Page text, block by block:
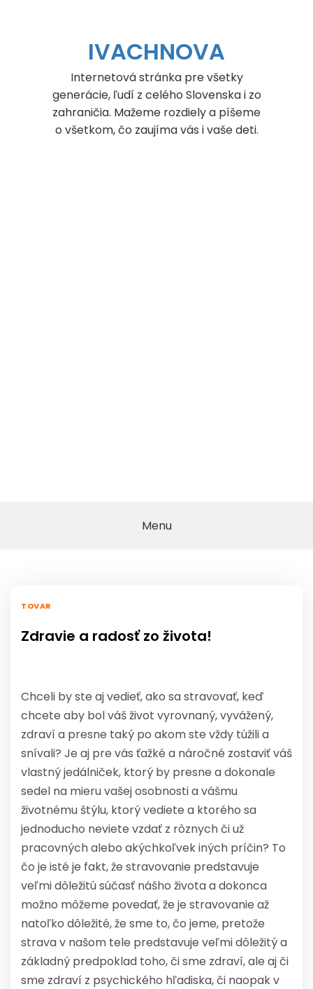
IVACHNOVA
Internetová stránka pre všetky
generácie, ľudí z celého Slovenska i zo
zahraničia. Mažeme rozdiely a píšeme
o všetkom, čo zaujíma vás i vaše deti.
Menu
TOVAR
Zdravie a radosť zo života!
Chceli by ste aj vedieť, ako sa stravovať, keď
chcete aby bol váš život vyrovnaný, vyvážený,
zdraví a presne taký po akom ste vždy túžili a
snívali? Je aj pre vás ťažké a náročné zostaviť váš
vlastný jedálniček, ktorý by presne a dokonale
sedel na mieru vašej osobnosti a vášmu
životnému štýlu, ktorý vediete a ktorého sa
jednoducho neviete vzdať z rôznych či už
pracovných alebo akýchkoľvek iných príčin? To
čo je isté je fakt, že stravovanie predstavuje
veľmi dôležitú súčasť nášho života a dokonca
možno môžeme povedať, že je stravovanie až
natoľko dôležité, že sme to, čo jeme, pretože
strava v našom tele predstavuje veľmi dôležitý a
základný predpoklad toho, či sme zdraví, ale aj či
sme zdraví z psychického hľadiska, či naopak v